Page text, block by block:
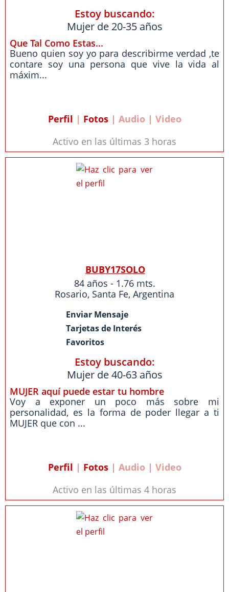
Estoy buscando:
Mujer de 20-35 años
Que Tal Como Estas...
Bueno quien soy yo para describirme verdad ,te
contare soy una persona que vive la vida al
máxim...
Perfil | Fotos| Audio | Video
Activo en las últimas 3 horas
BUBY17SOLO
84 años - 1.76 mts.
Rosario, Santa Fe, Argentina
Enviar Mensaje
Tarjetas de Interés
Favoritos
Estoy buscando:
Mujer de 40-63 años
MUJER aquí puede estar tu hombre
Voy a exponer un poco más sobre mi
personalidad, es la forma de poder llegar a ti
MUJER que con ...
Perfil | Fotos| Audio | Video
Activo en las últimas 4 horas